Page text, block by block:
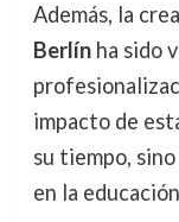
Además, la
Berlínha sido
impacto de
su tiempo,
en la